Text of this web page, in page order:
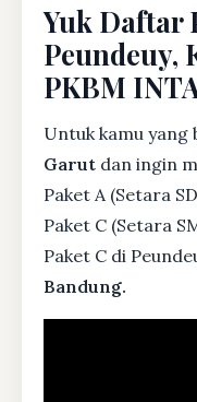
Yuk Daftar
Peundeuy,
PKBM
Untuk kamu yang
Garut dan ingin
Paket A (Setara
Paket C (Setara
Paket C di
Bandung.